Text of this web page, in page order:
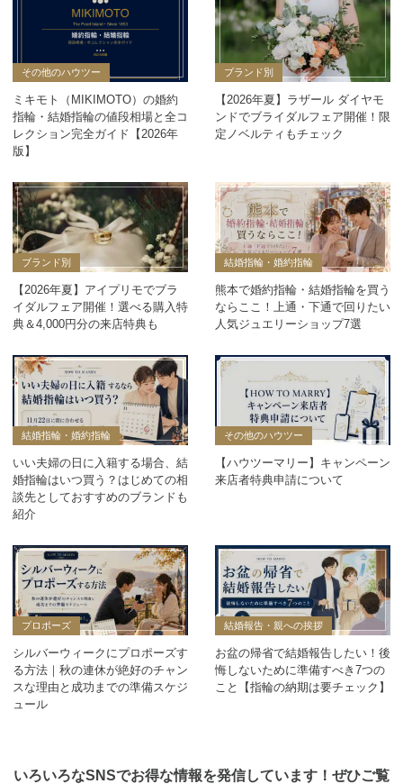
その他のハウツー
ミキモト（MIKIMOTO）の婚約
指輪・結婚指輪の値段相場と全コ
レクション完全ガイド【2026年
版】
ブランド別
【2026年夏】ラザール ダイヤモ
ンドでブライダルフェア開催！限
定ノベルティもチェック
ブランド別
【2026年夏】アイプリモでブラ
イダルフェア開催！選べる購入特
典＆4,000円分の来店特典も
結婚指輪・婚約指輪
熊本で婚約指輪・結婚指輪を買う
ならここ！上通・下通で回りたい
人気ジュエリーショップ7選
結婚指輪・婚約指輪
いい夫婦の日に入籍する場合、結
婚指輪はいつ買う？はじめての相
談先としておすすめのブランドも
紹介
その他のハウツー
【ハウツーマリー】キャンペーン
来店者特典申請について
プロポーズ
シルバーウィークにプロポーズす
る方法｜秋の連休が絶好のチャン
スな理由と成功までの準備スケジ
ュール
結婚報告・親への挨拶
お盆の帰省で結婚報告したい！後
悔しないために準備すべき7つの
こと【指輪の納期は要チェック】
いろいろなSNSでお得な情報を発信しています！ぜひご覧